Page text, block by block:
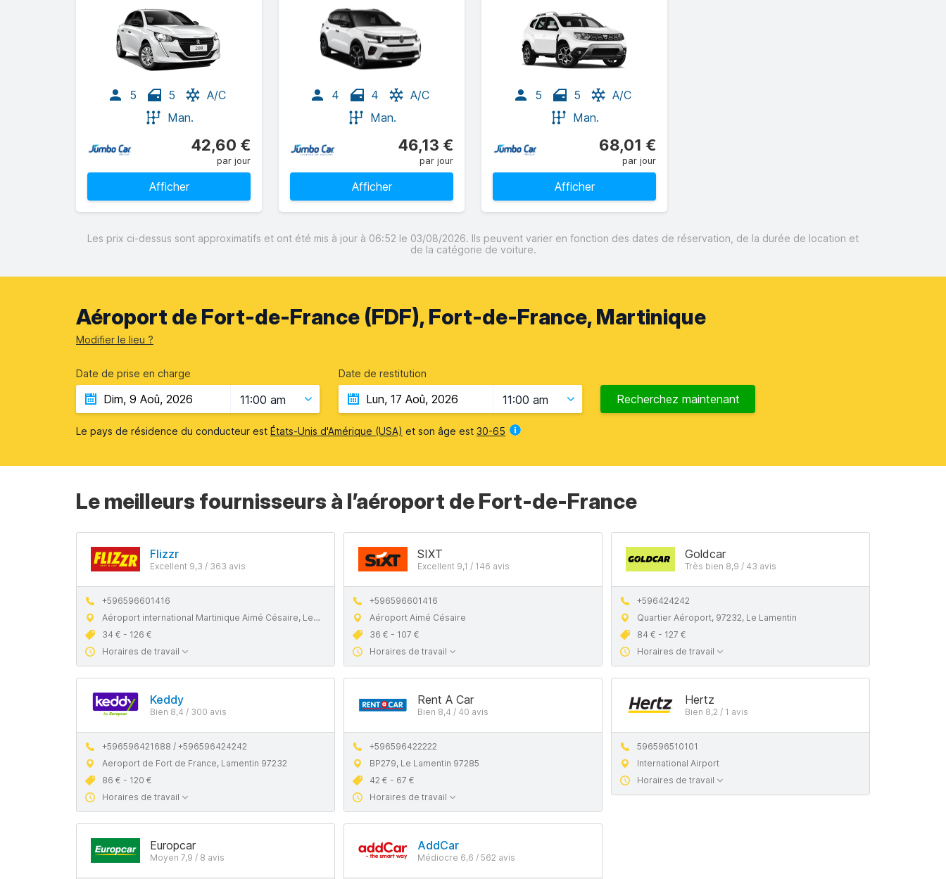
5 5
A/C
Man.
42,60 €
par jour
Afficher
4 4
A/C
Man.
46,13 €
par jour
Afficher
5 5
A/C
Man.
68,01 €
par jour
Afficher
Les prix ci-dessus sont approximatifs et ont été mis à jour à 06:52 le 03/08/2026. Ils peuvent varier en fonction des dates de réservation, de la durée de location et
de la catégorie de voiture.
Aéroport de Fort-de-France (FDF), Fort-de-France, Martinique
Modifier le lieu ?
Date de prise en charge
11:00 am
Date de restitution
11:00 am Recherchez maintenant
Le pays de résidence du conducteur est États-Unis d'Amérique (USA) et son âge est 30-65
Le meilleurs fournisseurs à l’aéroport de Fort-de-France
Flizzr
Excellent 9,3 / 363 avis
+596596601416
Aéroport international Martinique Aimé Césaire, Le Lamentin 97232
34 € - 126 €
Horaires de travail
SIXT
Excellent 9,1 / 146 avis
+596596601416
Aéroport Aimé Césaire
36 € - 107 €
Horaires de travail
Goldcar
Très bien 8,9 / 43 avis
+596424242
Quartier Aéroport, 97232, Le Lamentin
84 € - 127 €
Horaires de travail
Keddy
Bien 8,4 / 300 avis
+596596421688 / +596596424242
Aeroport de Fort de France, Lamentin 97232
86 € - 120 €
Horaires de travail
Rent A Car
Bien 8,4 / 40 avis
+596596422222
BP279, Le Lamentin 97285
42 € - 67 €
Horaires de travail
Hertz
Bien 8,2 / 1 avis
596596510101
International Airport
Horaires de travail
Europcar
Moyen 7,9 / 8 avis
AddCar
Médiocre 6,6 / 562 avis